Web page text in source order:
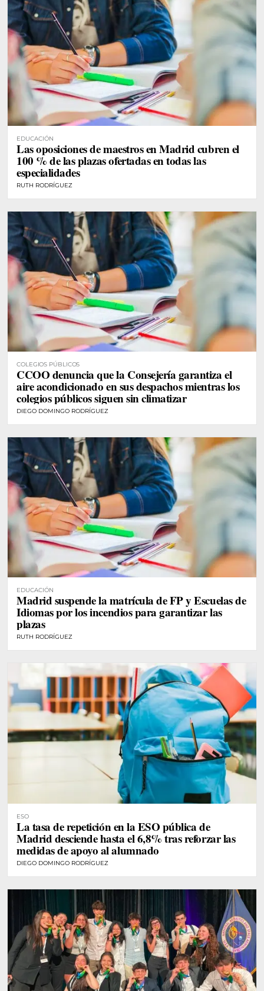
EDUCACIÓN
Las oposiciones de maestros en Madrid cubren el
100 % de las plazas ofertadas en todas las
especialidades
RUTH RODRÍGUEZ
COLEGIOS PÚBLICOS
CCOO denuncia que la Consejería garantiza el
aire acondicionado en sus despachos mientras los
colegios públicos siguen sin climatizar
DIEGO DOMINGO RODRÍGUEZ
EDUCACIÓN
Madrid suspende la matrícula de FP y Escuelas de
Idiomas por los incendios para garantizar las
plazas
RUTH RODRÍGUEZ
ESO
La tasa de repetición en la ESO pública de
Madrid desciende hasta el 6,8% tras reforzar las
medidas de apoyo al alumnado
DIEGO DOMINGO RODRÍGUEZ